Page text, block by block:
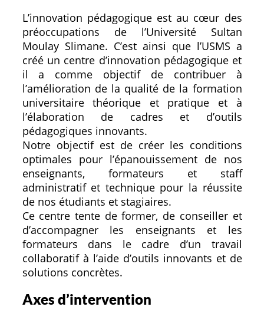
L’innovation pédagogique est au cœur des
préoccupations de l’Université Sultan
Moulay Slimane. C’est ainsi que l’USMS a
créé un centre d’innovation pédagogique et
il a comme objectif de contribuer à
l’amélioration de la qualité de la formation
universitaire théorique et pratique et à
l’élaboration de cadres et d’outils
pédagogiques innovants.
Notre objectif est de créer les conditions
optimales pour l’épanouissement de nos
enseignants, formateurs et staff
administratif et technique pour la réussite
de nos étudiants et stagiaires.
Ce centre tente de former, de conseiller et
d’accompagner les enseignants et les
formateurs dans le cadre d’un travail
collaboratif à l’aide d’outils innovants et de
solutions concrètes.
Axes d’intervention